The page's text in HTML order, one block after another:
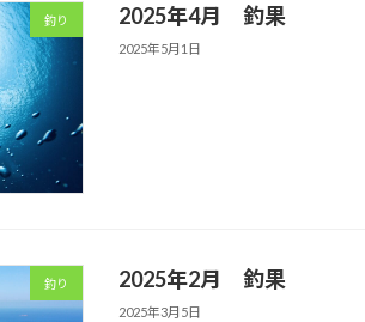
釣り 2025年4月 釣果
2025年5月1日
釣り 2025年2月 釣果
2025年3月5日